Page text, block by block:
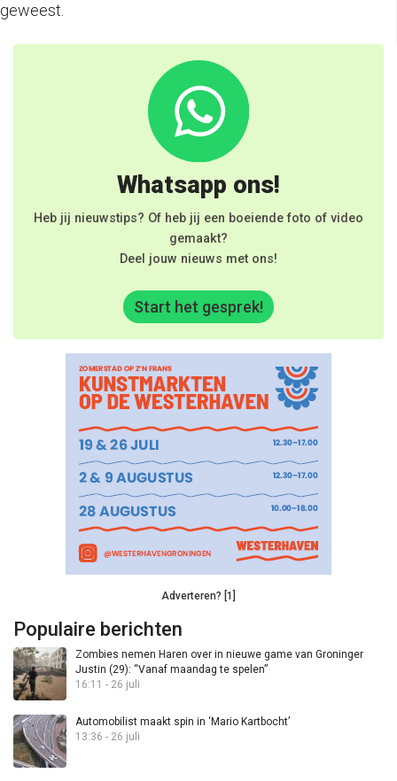
geweest.
Whatsapp ons!
Heb jij nieuwstips? Of heb jij een boeiende foto of video
gemaakt?
Deel jouw nieuws met ons!
Start het gesprek!
Adverteren? [1]
Populaire berichten
Zombies nemen Haren over in nieuwe game van Groninger
Justin (29): “Vanaf maandag te spelen”
16:11 - 26 juli
Automobilist maakt spin in ‘Mario Kartbocht’
13:36 - 26 juli